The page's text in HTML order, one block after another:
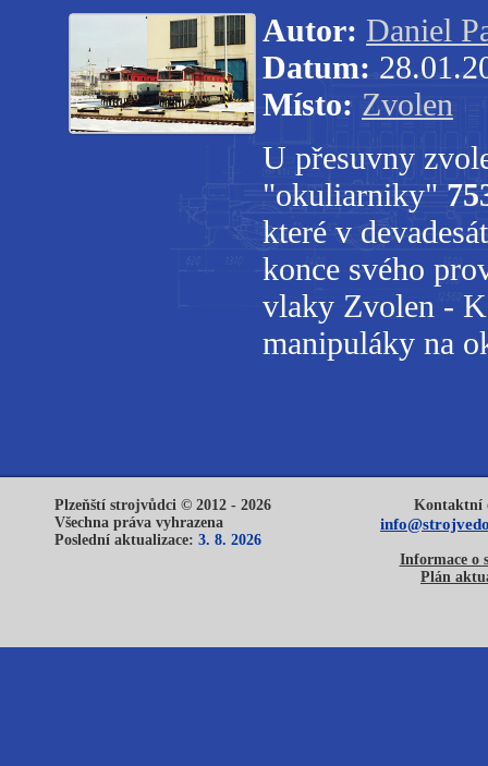
Autor: Daniel
Datum:
Místo: Zvolen
U přesuvny
"okuliarniky"
které v
konce svého
vlaky Zvolen -
manipuláky na
Plzeňští strojvůdci © 2012 - 2026
Všechna práva vyhrazena
Poslední aktualizace: 3. 8. 2026
Kontaktní
Informace o
Plán